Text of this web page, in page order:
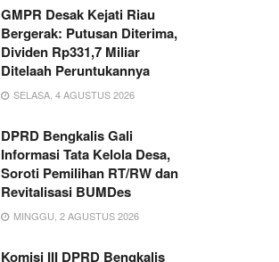
GMPR Desak Kejati Riau
Bergerak: Putusan Diterima,
Dividen Rp331,7 Miliar
Ditelaah Peruntukannya
SELASA, 4 AGUSTUS 2026
DPRD Bengkalis Gali
Informasi Tata Kelola Desa,
Soroti Pemilihan RT/RW dan
Revitalisasi BUMDes
MINGGU, 2 AGUSTUS 2026
Komisi III DPRD Bengkalis